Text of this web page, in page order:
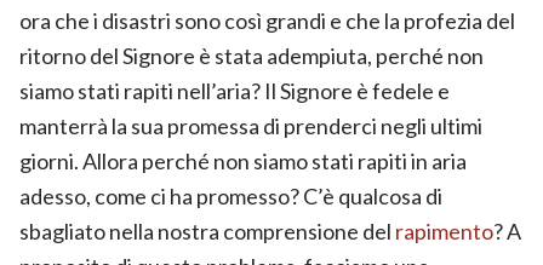
ora che i disastri sono così grandi e che la profezia del
ritorno del Signore è stata adempiuta, perché non
siamo stati rapiti nell’aria? Il Signore è fedele e
manterrà la sua promessa di prenderci negli ultimi
giorni. Allora perché non siamo stati rapiti in aria
adesso, come ci ha promesso? C’è qualcosa di
sbagliato nella nostra comprensione del rapimento? A